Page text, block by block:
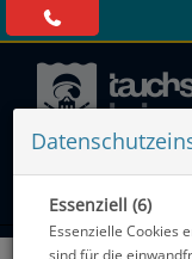
Essenziell (6)
Essenzielle Cookies
sind für die